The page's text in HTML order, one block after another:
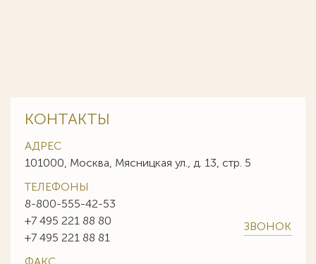
КОНТАКТЫ
АДРЕС
101000, Москва, Мясницкая ул., д. 13, стр. 5
ТЕЛЕФОНЫ
8-800-555-42-53
+7 495 221 88 80
+7 495 221 88 81
ЗВОНОК